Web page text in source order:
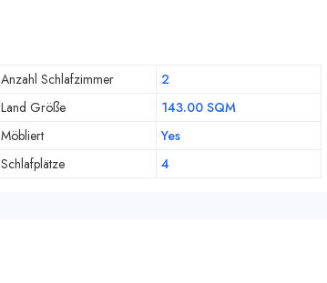
Anzahl Schlafzimmer
2
Land Größe
143.00 SQM
Möbliert
Yes
Schlafplätze 4